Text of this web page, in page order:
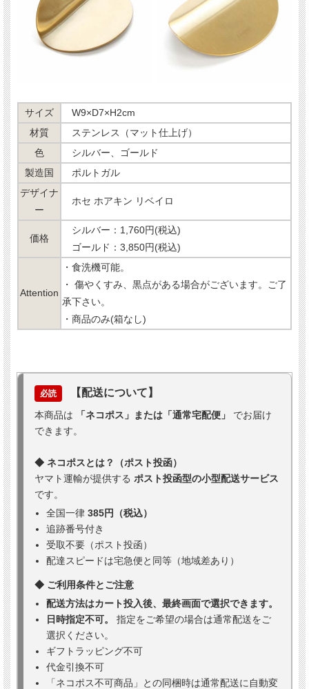
サイズ
W9×D7×H2cm
材質
ステンレス（マット仕上げ）
色
シルバー、ゴールド
製造国
ポルトガル
デザイナ
ー
ホセ ホアキン リベイロ
価格
シルバー：1,760円(税込)
ゴールド：3,850円(税込)
Attention
・食洗機可能。
・ 傷やくすみ、黒点がある場合がございます。ご了
承下さい。
・商品のみ(箱なし)
必読 【配送について】
本商品は 「ネコポス」または「通常宅配便」
でお届け
できます。
◆ ネコポスとは？（ポスト投函）
ヤマト運輸が提供する ポスト投函型の小型配送サービス
です。
全国一律 385円（税込）
追跡番号付き
受取不要（ポスト投函）
配達スピードは宅急便と同等（地域差あり）
◆ ご利用条件とご注意
配送方法はカート投入後、最終画面で選択できます。
日時指定不可。
指定をご希望の場合は通常配送をご
選択ください。
ギフトラッピング不可
代金引換不可
「ネコポス不可商品」との同梱時は通常配送に自動変